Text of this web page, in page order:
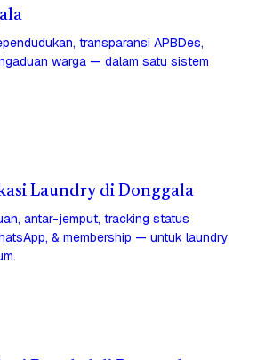
transparansi APBDes,
warga — dalam satu sistem
Laundry di Donggala
antar-jemput, tracking status
& membership — untuk laundry